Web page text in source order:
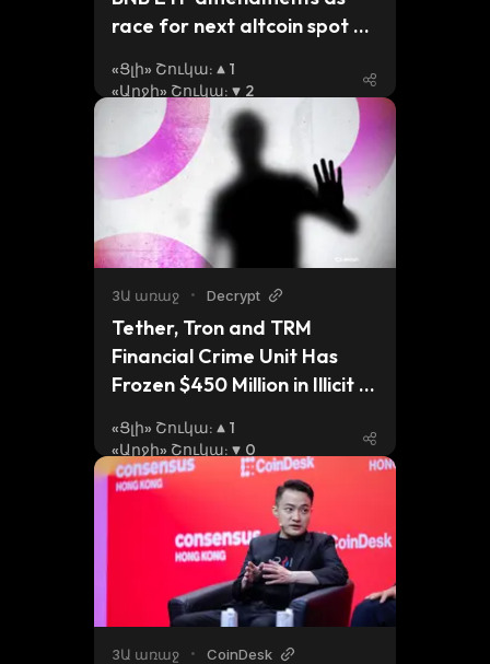
race for next altcoin spot
«Ցլի» Շուկա:
1
«Արջի» Շուկա: 2
3Ա առաջ • Decrypt
Tether, Tron and TRM
Financial Crime Unit Has
Frozen $450 Million in Illicit
«Ցլի» Շուկա:
1
«Արջի» Շուկա: 0
3Ա առաջ • CoinDesk